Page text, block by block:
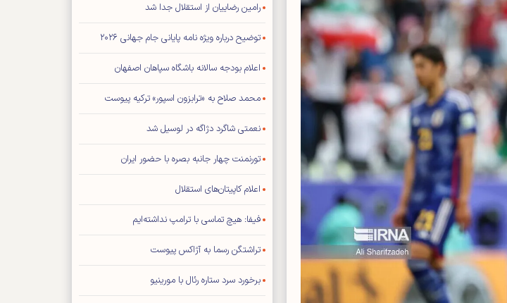
رامین رضاییان از استقلال جدا شد
توضیح درباره ویژه نامه پایانی جام جهانی ۲۰۲۶
اعلام بودجه سالانه باشگاه سپاهان اصفهان
محمد صلاح به «ترابزون اسپور» ترکیه پیوست
نعمتی شاگرد دژاگه در لوسیل شد
تورنمنت چهار جانبه بصره با حضور ایران
اعلام کاپیتان‌های استقلال
فیفا: هیچ تماسی با ترامپ نداشته‌ایم
تراشتگن رسما به آژاکس پیوست
برخورد سرد ستاره رئال با مورینیو